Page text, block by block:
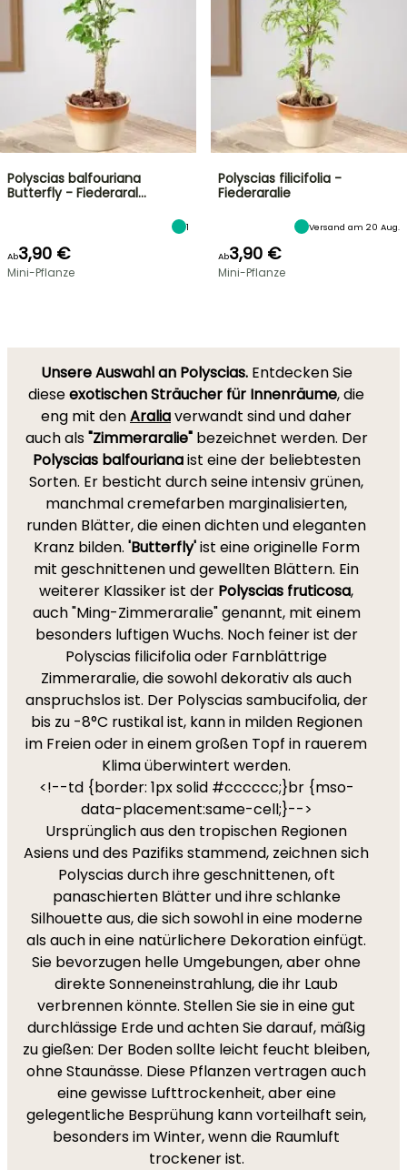
Polyscias balfouriana
Butterfly - Fiederaral…
1
Ab3,90 €
Mini-Pflanze
Polyscias filicifolia -
Fiederaralie
Versand am 20 Aug.
Ab3,90 €
Mini-Pflanze
Unsere Auswahl an Polyscias.Entdecken Sie
dieseexotischen Sträucher für Innenräume, die
eng mit denAraliaverwandt sind und daher
auch als"Zimmeraralie"bezeichnet werden. Der
Polyscias balfourianaist eine der beliebtesten
Sorten. Er besticht durch seine intensiv grünen,
manchmal cremefarben marginalisierten,
runden Blätter, die einen dichten und eleganten
Kranz bilden. 'Butterfly'ist eine originelle Form
mit geschnittenen und gewellten Blättern. Ein
weiterer Klassiker ist der Polyscias fruticosa,
auch "Ming-Zimmeraralie" genannt, mit einem
besonders luftigen Wuchs. Noch feiner ist der
Polyscias filicifolia oder Farnblättrige
Zimmeraralie, die sowohl dekorativ als auch
anspruchslos ist. Der Polyscias sambucifolia, der
bis zu -8°C rustikal ist, kann in milden Regionen
im Freien oder in einem großen Topf in rauerem
Klima überwintert werden.
<!--td {border: 1px solid #cccccc;}br {mso-
data-placement:same-cell;}-->
Ursprünglich aus den tropischen Regionen
Asiens und des Pazifiks stammend, zeichnen sich
Polyscias durch ihre geschnittenen, oft
panaschierten Blätter und ihre schlanke
Silhouette aus, die sich sowohl in eine moderne
als auch in eine natürlichere Dekoration einfügt.
Sie bevorzugen helle Umgebungen, aber ohne
direkte Sonneneinstrahlung, die ihr Laub
verbrennen könnte. Stellen Sie sie in eine gut
durchlässige Erde und achten Sie darauf, mäßig
zu gießen: Der Boden sollte leicht feucht bleiben,
ohne Staunässe. Diese Pflanzen vertragen auch
eine gewisse Lufttrockenheit, aber eine
gelegentliche Besprühung kann vorteilhaft sein,
besonders im Winter, wenn die Raumluft
trockener ist.